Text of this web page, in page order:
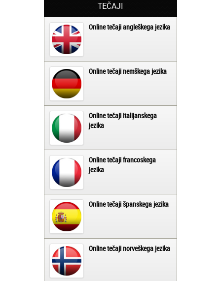
TEČAJI
Online tečaji angleškega jezika
Online tečaji nemškega jezika
Online tečaji italijanskega
jezika
Online tečaji francoskega
jezika
Online tečaji španskega jezika
Online tečaji norveškega jezika